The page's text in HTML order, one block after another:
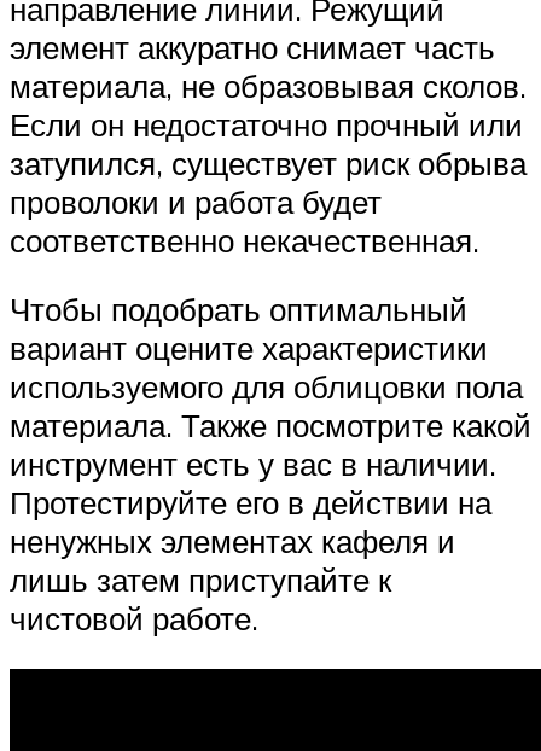
направление линии. Режущий
элемент аккуратно снимает часть
материала, не образовывая сколов.
Если он недостаточно прочный или
затупился, существует риск обрыва
проволоки и работа будет
соответственно некачественная.
Чтобы подобрать оптимальный
вариант оцените характеристики
используемого для облицовки пола
материала. Также посмотрите какой
инструмент есть у вас в наличии.
Протестируйте его в действии на
ненужных элементах кафеля и
лишь затем приступайте к
чистовой работе.